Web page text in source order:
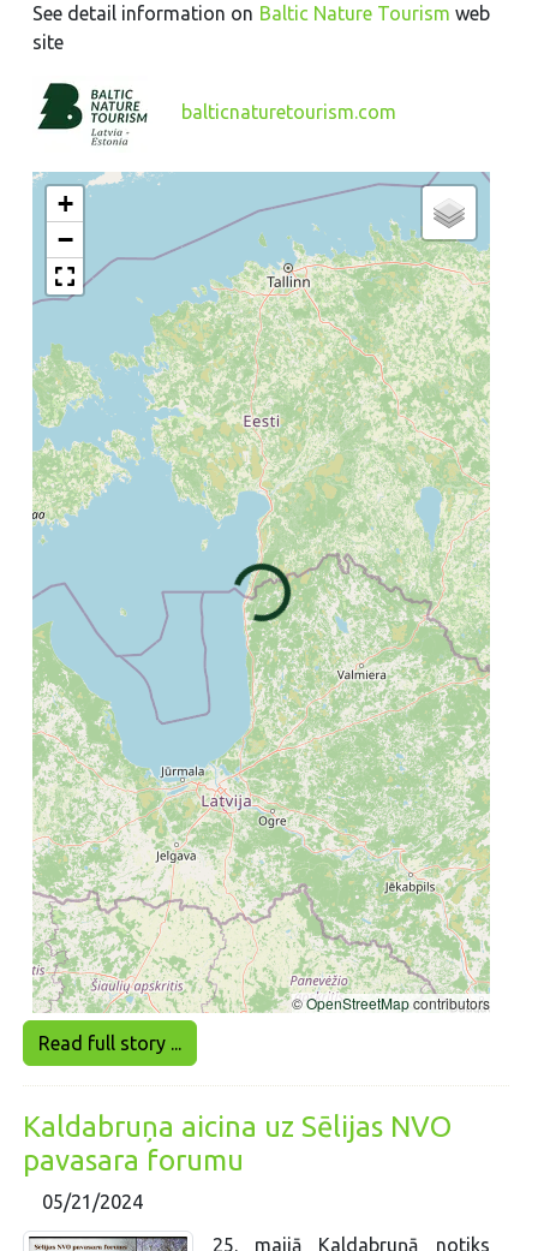
See detail information on Baltic Nature Tourism web
site
balticnaturetourism.com
Read full story ...
Kaldabruņa aicina uz Sēlijas NVO
pavasara forumu
05/21/2024
25. maijā Kaldabruņā notiks